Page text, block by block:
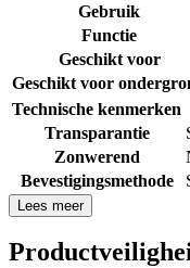
Gebruik
Functie
Geschikt voor
Geschikt voor
Technische kenmerken
Transparantie
Zonwerend
Bevestigingsmethode
Lees meer